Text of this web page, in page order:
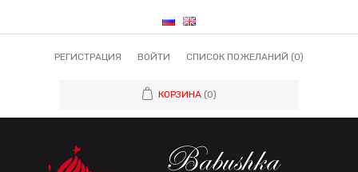
РЕГИСТРАЦИЯ ВОЙТИ СПИСОК ПОЖЕЛАНИЙ (0)
КОРЗИНА (0)